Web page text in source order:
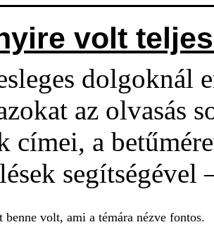
volt
dolgoknál
az olvasás
címei, a
benne volt, ami a témára nézve fontos.